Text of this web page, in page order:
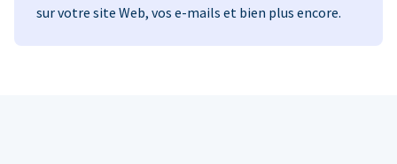
sur votre site Web, vos e-mails et bien plus encore.